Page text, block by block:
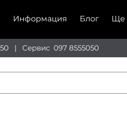
Информация Блог Ще
| Сервис 097 8555050